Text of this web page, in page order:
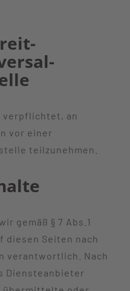
verpflichtet, an
vor einer
teilzunehmen.
gemäß § 7 Abs.1
diesen Seiten nach
verantwortlich. Nach
Diensteanbieter